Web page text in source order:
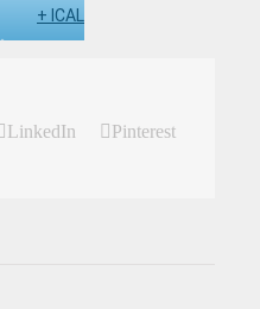
+ ICAL
LinkedIn
Pinterest